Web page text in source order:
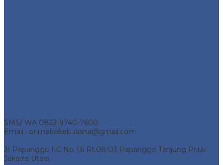
SMS/ WA 0822-9740-7600
Email : onlinekekebusana@gmail.com
Jl. Papanggo IIC No. 16 Rt.08/03 Papanggo Tanjung Priuk
Jakarta Utara